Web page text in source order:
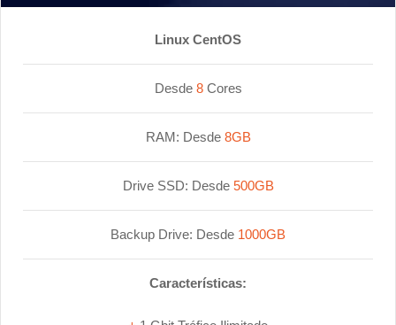
Linux CentOS
Desde8Cores
RAM: Desde8GB
Drive SSD: Desde500GB
Backup Drive: Desde 1000GB
Características: